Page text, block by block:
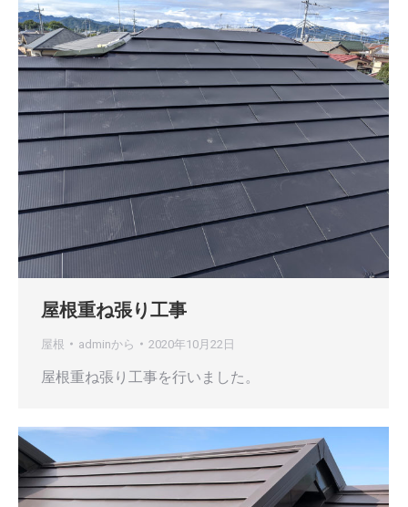
屋根重ね張り工事
屋根 adminから 2020年10月22日
屋根重ね張り工事を行いました。